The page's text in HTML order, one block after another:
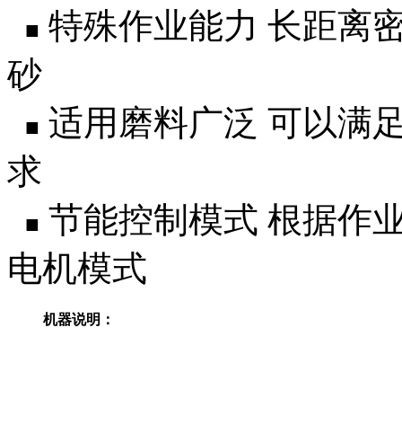
■ 特殊作业能力 长距离
砂
■ 适用磨料广泛 可以满
求
■ 节能控制模式 根据作
电机模式
机器说明：